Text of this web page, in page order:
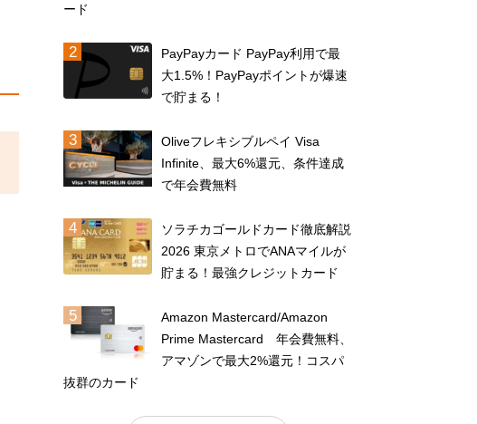
ード
PayPayカード PayPay利用で最
大1.5%！PayPayポイントが爆速
で貯まる！
Oliveフレキシブルペイ Visa
Infinite、最大6%還元、条件達成
で年会費無料
ソラチカゴールドカード徹底解説
2026 東京メトロでANAマイルが
貯まる！最強クレジットカード
Amazon Mastercard/Amazon
Prime Mastercard 年会費無料、
アマゾンで最大2%還元！コスパ
抜群のカード